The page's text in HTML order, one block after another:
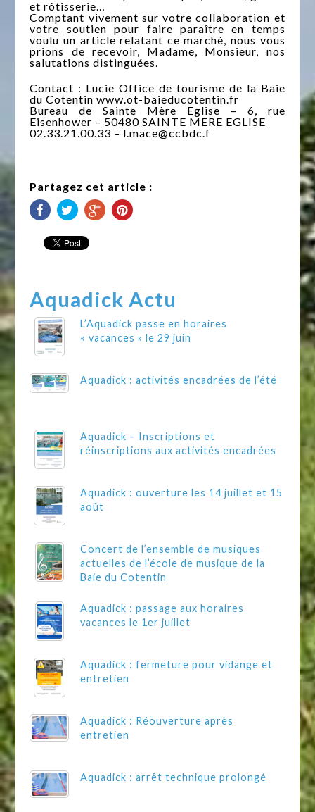
et rôtisserie…
Comptant vivement sur votre collaboration et
votre soutien pour faire paraître en temps
voulu un article relatant ce marché, nous vous
prions de recevoir, Madame, Monsieur, nos
salutations distinguées.
Contact : Lucie Office de tourisme de la Baie
du Cotentin www.ot-baieducotentin.fr
Bureau de Sainte Mère Eglise – 6, rue
Eisenhower – 50480 SAINTE MERE EGLISE
02.33.21.00.33 – l.mace@ccbdc.f
Partagez cet article :
Aquadick Actu
L’Aquadick passe en horaires
« vacances » le 29 juin
Aquadick : activités encadrées de l’été
Aquadick – Inscriptions et
réinscriptions aux activités encadrées
Aquadick : ouverture les 14 juillet et 15
août
Concert de l’ensemble de musiques
actuelles de l’école de musique de la
Baie du Cotentin
Aquadick : passage aux horaires
vacances le 1er juillet
Aquadick : fermeture pour vidange et
entretien
Aquadick : Réouverture après
entretien
Aquadick : arrêt technique prolongé